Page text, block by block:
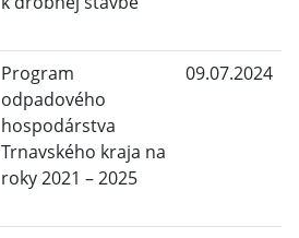
Program
odpadového
hospodárstva
Trnavského kraja na
roky 2021 – 2025
09.07.2024